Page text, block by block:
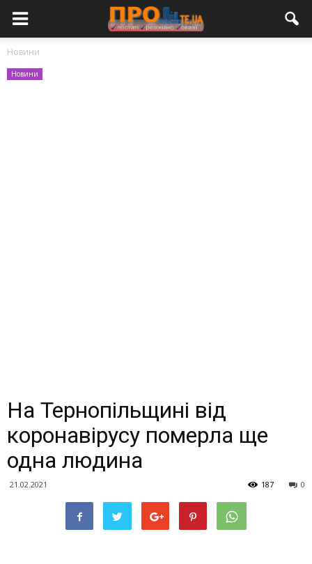
Новини
Новини
На Тернопільщині від
коронавірусу померла ще
одна людина
21.02.2021 0
187